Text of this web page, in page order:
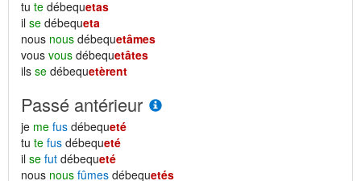
tu te débequetas
il se débequeta
nous nous débequetâmes
vous vous débequetâtes
ils se débequetèrent
Passé antérieur
je me fus débequeté
tu te fus débequeté
il se fut débequeté
nous nous fûmes débequetés